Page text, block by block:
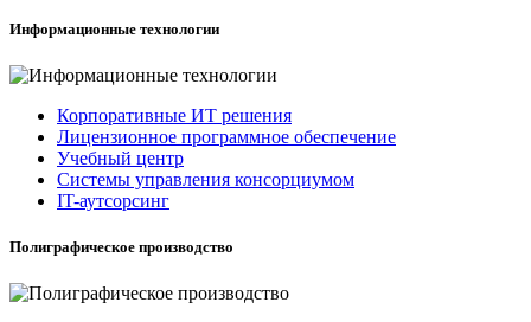
Информационные технологии
Корпоративные ИТ решения
Лицензионное программное обеспечение
Учебный центр
Системы управления консорциумом
IT-аутсорсинг
Полиграфическое производство